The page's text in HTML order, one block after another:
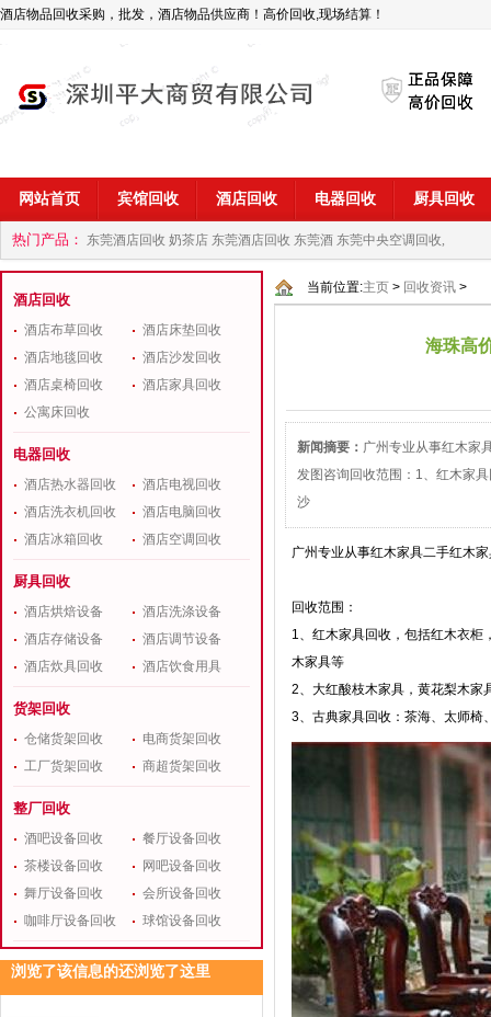
酒店物品回收采购，批发，酒店物品供应商！高价回收,现场结算！
网站首页 宾馆回收 酒店回收 电器回收 厨具回收
热门产品： 东莞酒店回收 奶茶店 东莞酒店回收 东莞酒 东莞中央空调回收,
商 深圳酒店用品回收公司
酒店回收
酒店布草回收
酒店床垫回收
酒店地毯回收
酒店沙发回收
酒店桌椅回收
酒店家具回收
公寓床回收
电器回收
酒店热水器回收
酒店电视回收
酒店洗衣机回收
酒店电脑回收
酒店冰箱回收
酒店空调回收
厨具回收
酒店烘焙设备
酒店洗涤设备
酒店存储设备
酒店调节设备
酒店炊具回收
酒店饮食用具
货架回收
仓储货架回收
电商货架回收
工厂货架回收
商超货架回收
整厂回收
酒吧设备回收
餐厅设备回收
茶楼设备回收
网吧设备回收
舞厅设备回收
会所设备回收
咖啡厅设备回收
球馆设备回收
浏览了该信息的还浏览了这里
当前位置:主页 > 回收资讯 >
海珠高
新闻摘要： 广州专业从事红木家
发图咨询回收范围：1、红木家
沙
广州专业从事红木家具二手红木
回收范围：
1、红木家具回收，包括红木衣柜
木家具等
2、大红酸枝木家具，黄花梨木家
3、古典家具回收：茶海、太师椅